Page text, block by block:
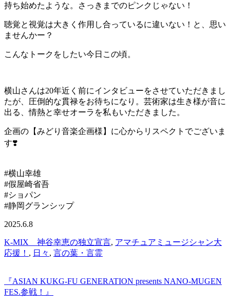
持ち始めたような。さっきまでのピンクじゃない！
聴覚と視覚は大きく作用し合っているに違いない！と、思い
ませんかー？
こんなトークをしたい今日この頃。
横山さんは20年近く前にインタビューをさせていただきまし
たが、圧倒的な貫禄をお待ちになり。芸術家は生き様が音に
出る、情熱と幸せオーラを私もいただきました。
企画の【みどり音楽企画様】に心からリスペクトでございま
す❣️
#横山幸雄
#假屋崎省吾
#ショパン
#静岡グランシップ
2025.6.8
K-MIX 神谷幸恵の独立宣言, アマチュアミュージシャン大
応援！ , 日々 , 言の葉・言霊
『ASIAN KUKG-FU GENERATION presents NANO-MUGEN
FES.参戦！』